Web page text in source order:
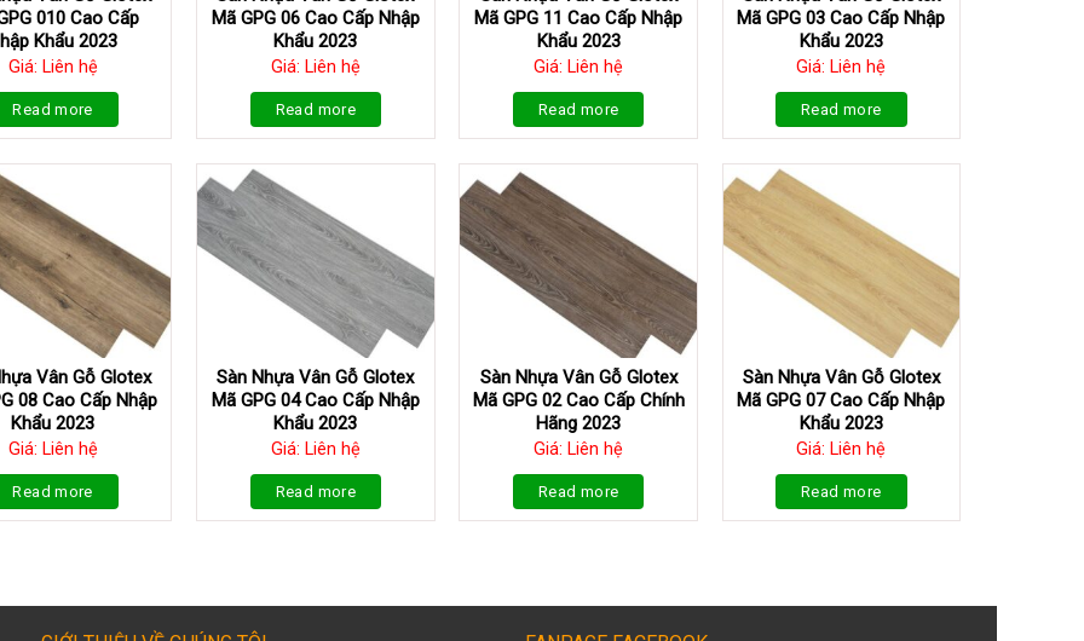
010 Cao Cấp
Khẩu 2023
Giá: Liên hệ
Read more
Mã GPG 06 Cao Cấp Nhập
Khẩu 2023
Giá: Liên hệ
Read more
Mã GPG 11 Cao Cấp Nhập
Khẩu 2023
Giá: Liên hệ
Read more
Mã GPG 03 Cao Cấp Nhập
Khẩu 2023
Giá: Liên hệ
Read more
Vân Gỗ Glotex
08 Cao Cấp Nhập
Khẩu 2023
Giá: Liên hệ
Read more
Sàn Nhựa Vân Gỗ Glotex
Mã GPG 04 Cao Cấp Nhập
Khẩu 2023
Giá: Liên hệ
Read more
Sàn Nhựa Vân Gỗ Glotex
Mã GPG 02 Cao Cấp Chính
Hãng 2023
Giá: Liên hệ
Read more
Sàn Nhựa Vân Gỗ Glotex
Mã GPG 07 Cao Cấp Nhập
Khẩu 2023
Giá: Liên hệ
Read more